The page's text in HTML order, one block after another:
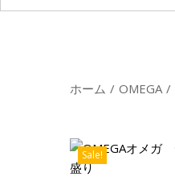
ホーム / OMEGA /
Sale!